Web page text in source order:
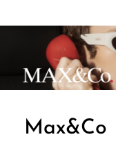
Max&Co